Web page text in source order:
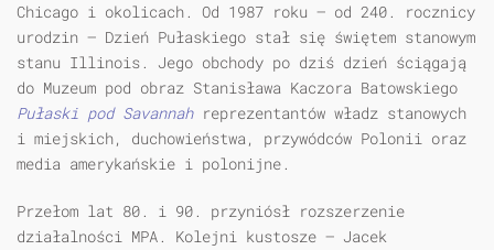
Chicago i okolicach. Od 1987 roku — od 240. rocznicy
urodzin — Dzień Pułaskiego stał się świętem stanowym
stanu Illinois. Jego obchody po dziś dzień ściągają
do Muzeum pod obraz Stanisława Kaczora Batowskiego
Pułaski pod Savannahreprezentantów władz stanowych
i miejskich, duchowieństwa, przywódców Polonii oraz
media amerykańskie i polonijne.
Przełom lat 80. i 90. przyniósł rozszerzenie
działalności MPA. Kolejni kustosze — Jacek